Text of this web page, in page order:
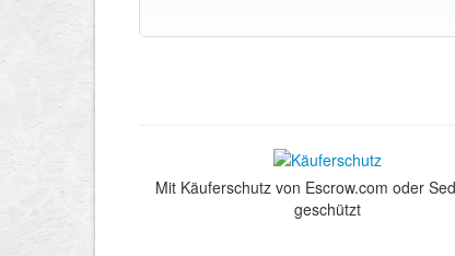
Mit Käuferschutz von Escrow.com oder
geschützt